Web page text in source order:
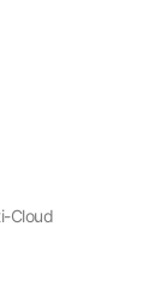
Cloud